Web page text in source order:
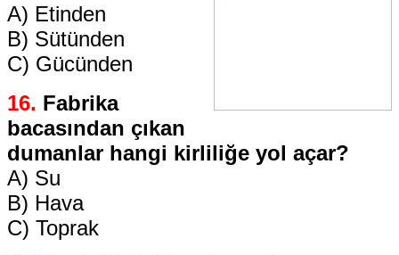
A) Etinden
B) Sütünden
C) Gücünden
16. Fabrika
bacasından çıkan
dumanlar hangi kirliliğe yol açar?
A) Su
B) Hava
C) Toprak